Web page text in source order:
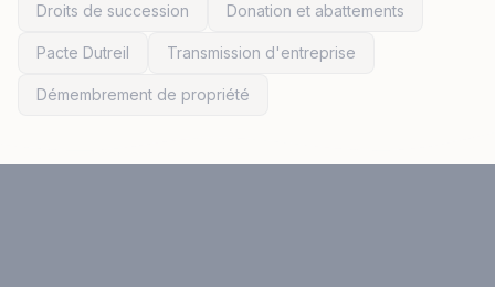
Droits de succession Donation et abattements
Pacte Dutreil Transmission d'entreprise
Démembrement de propriété